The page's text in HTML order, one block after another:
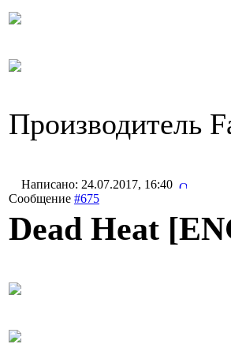
Производитель
Написано: 24.07.2017, 16:40
Сообщение #675
Dead Heat